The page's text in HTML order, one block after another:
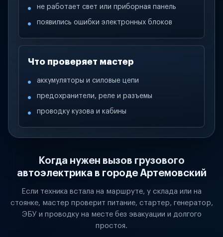
не работает свет или приборная панель
появились ошибки электронных блоков
Что проверяет мастер
аккумуляторы и силовые цепи
предохранители, реле и разъемы
проводку кузова и кабины
Когда нужен вызов грузового
автоэлектрика в городе Артемовский
Если техника встала на маршруте, у склада или на
стоянке, мастер проверит питание, стартер, генератор,
ЭБУ и проводку на месте без эвакуации и долгого
простоя.